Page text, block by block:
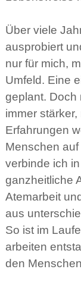
Über viele
ausprobiert
nur für mich,
Umfeld. Eine
geplant. Doch
immer
Erfahrungen
Menschen
verbinde ich
ganzheitliche
Atemarbeit
aus
So ist im
arbeiten
den